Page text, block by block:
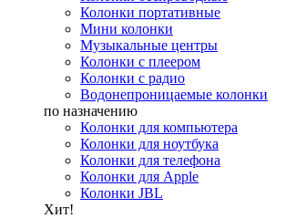
Колонки портативные
Мини колонки
Музыкальные центры
Колонки с плеером
Колонки с радио
Водонепроницаемые колонки
по назначению
Колонки для компьютера
Колонки для ноутбука
Колонки для телефона
Колонки для Apple
Колонки JBL
Хит!